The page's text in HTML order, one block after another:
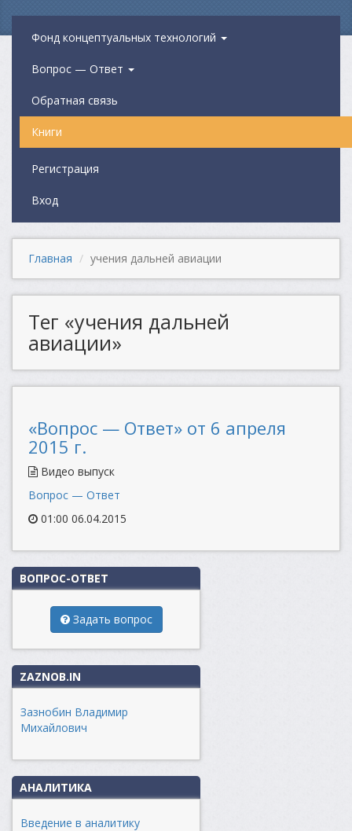
Фонд концептуальных технологий
Вопрос — Ответ
Обратная связь
Книги
Регистрация
Вход
Главная учения дальней авиации
Тег «учения дальней
авиации»
«Вопрос — Ответ» от 6 апреля
2015 г.
Видео выпуск
Вопрос — Ответ
01:00 06.04.2015
ВОПРОС-ОТВЕТ
Задать вопрос
ZAZNOB.IN
Зазнобин Владимир
Михайлович
АНАЛИТИКА
Введение в аналитику